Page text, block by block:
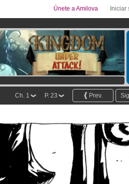
Iniciar
Únete a Amilova
Prev.
P. 23
Ch. 1